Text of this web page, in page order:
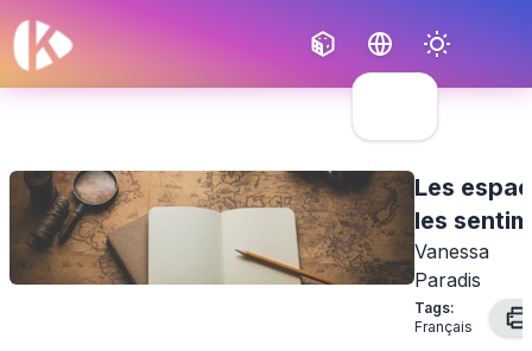
Les
les
Vanessa
Paradis
Tags:
Français